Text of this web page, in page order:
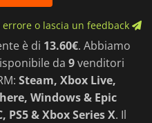
errore o lascia un feedback
è di 13.60€. Abbiamo
da 9venditori
Steam, Xbox Live,
Windows & Epic
PS5 & Xbox Series X. Il